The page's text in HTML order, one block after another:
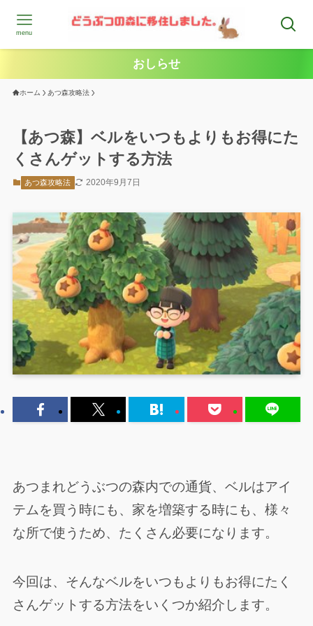
menu
おしらせ
ホーム あつ森攻略法
【あつ森】ベルをいつもよりもお得にた
くさんゲットする方法
あつ森攻略法 2020年9月7日
あつまれどうぶつの森内での通貨、ベルはアイ
テムを買う時にも、家を増築する時にも、様々
な所で使うため、たくさん必要になります。
今回は、そんなベルをいつもよりもお得にたく
さんゲットする方法をいくつか紹介します。